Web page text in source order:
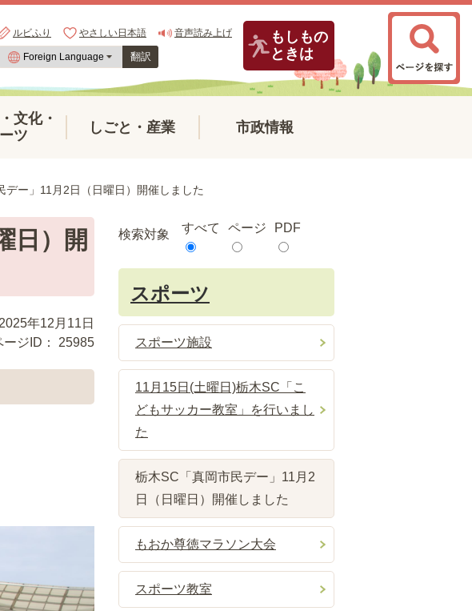
ルビふり やさしい日本語 音声読み上げ
翻訳
もしもの
ときは
文化・
ツ
しごと・産業 市政情報
デー」11月2日（日曜日）開催しました
日）開
年12月11日
ージID：
25985
検索対象 すべて ページ PDF
スポーツ
スポーツ施設
11月15日(土曜日)栃木SC「こ
どもサッカー教室」を行いまし
た
栃木SC「真岡市民デー」11月2
日（日曜日）開催しました
もおか尊徳マラソン大会
スポーツ教室